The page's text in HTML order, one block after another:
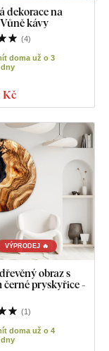
dekorace na
kávy
(4)
doma už o 3
Kč
VÝPRODEJ 🔥
obraz s
černé pryskyřice -
(1)
doma už o 4